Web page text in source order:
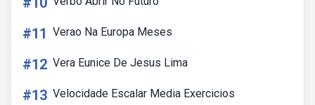
#11 Verao Na Europa Meses
#12 Vera Eunice De Jesus Lima
#13 Velocidade Escalar Media Exercicios